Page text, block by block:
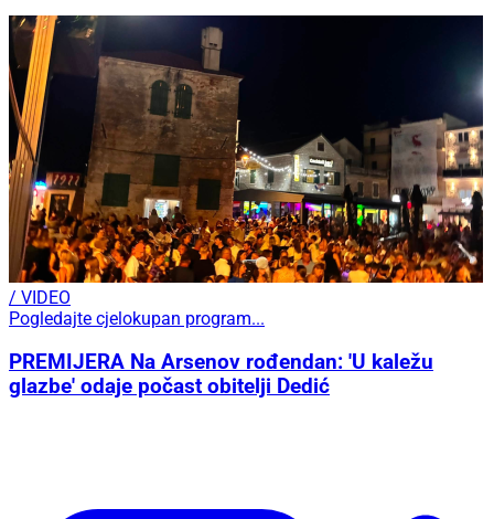
/ VIDEO
Pogledajte cjelokupan program...
PREMIJERA Na Arsenov rođendan: 'U kaležu
glazbe' odaje počast obitelji Dedić